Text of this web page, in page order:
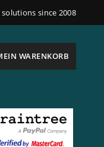
since 2008
WARENKORB